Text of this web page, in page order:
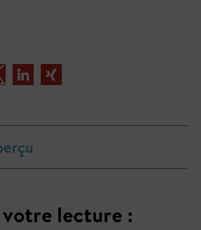
votre lecture :